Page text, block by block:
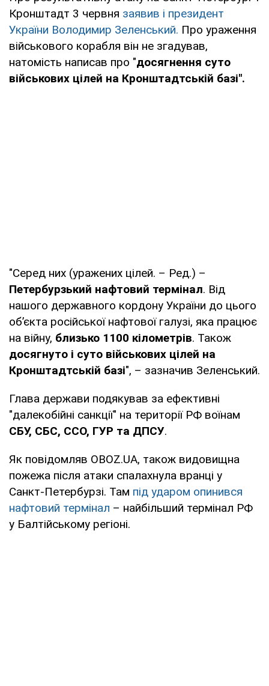
Кронштадт 3 червня заявив і президент
України Володимир Зеленський. Про ураження
військового корабля він не згадував,
натомість написав про "досягнення суто
військових цілей на Кронштадтській базі".
"Серед них (уражених цілей. – Ред.) –
Петербурзький нафтовий термінал. Від
нашого державного кордону України до цього
обʼєкта російської нафтової галузі, яка працює
на війну, близько 1100 кілометрів. Також
досягнуто і суто військових цілей на
Кронштадтській базі", – зазначив Зеленський.
Глава держави подякував за ефективні
"далекобійні санкції" на території РФ воїнам
СБУ, СБС, ССО, ГУР та ДПСУ.
Як повідомляв OBOZ.UA, також видовищна
пожежа після атаки спалахнула вранці у
Санкт-Петербурзі. Там під ударом опинився
нафтовий термінал – найбільший термінал РФ
у Балтійському регіоні.